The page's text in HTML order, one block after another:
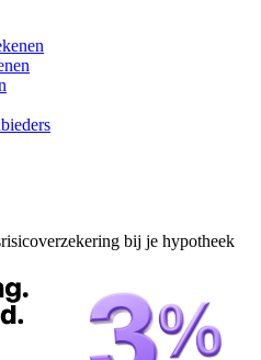
bij je hypotheek